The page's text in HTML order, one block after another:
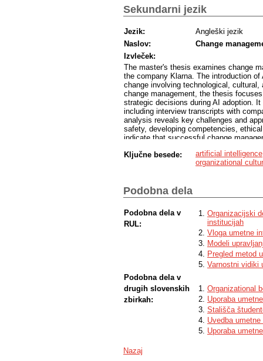
Sekundarni jezik
Jezik:
Angleški jezik
Naslov:
Change
Izvleček:
The master's thesis examines change
the company Klarna. The introduction
change involving technological,
change management, the thesis
strategic decisions during AI adoption.
including interview transcripts with
analysis reveals key challenges and
safety, developing competencies,
indicate that successful change
The thesis contributes to
the scope of adoption and usage of AI
Ključne besede: artificial intelligence
organizational
Podobna dela
Podobna dela v
RUL:
Organizacijski
institucijah
Vloga umetne
Modeli
Pregled metod
Varnostni vidiki
Podobna dela v
drugih slovenskih
zbirkah:
Organizational
Uporaba
Stališča
Uvedba
Uporaba
Nazaj